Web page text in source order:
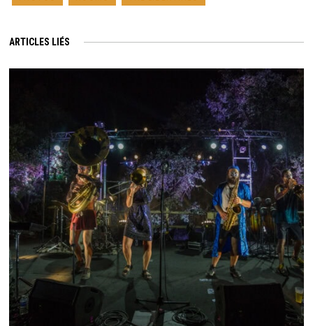
ARTICLES LIÉS